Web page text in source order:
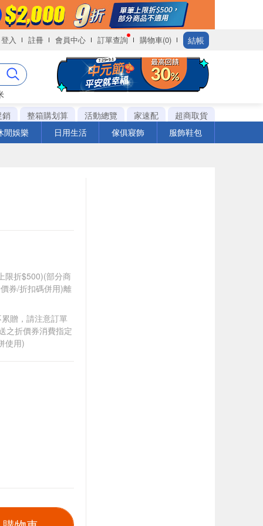
登入 註冊 會員中心 訂單查詢 購物車(0) 結帳
銷
整箱購划算 活動總覽 家速配
超商取貨
閒娛樂
日用生活 傢俱寢飾 服飾鞋包
限折$500)(部分商
券/折扣碼併用)離
贈，請注意訂單
之折價券消費指定
使用)